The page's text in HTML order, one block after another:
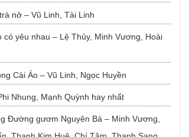
nở – Vũ Linh, Tài Linh
có yêu nhau – Lệ Thủy, Minh Vương, Hoài
Cài Áo – Vũ Linh, Ngọc Huyền
Nhung, Mạnh Quỳnh hay nhất
Đường gươm Nguyên Bá – Minh Vương,